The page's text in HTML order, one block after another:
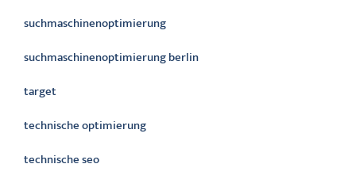
suchmaschinenoptimierung
suchmaschinenoptimierung berlin
target
technische optimierung
technische seo